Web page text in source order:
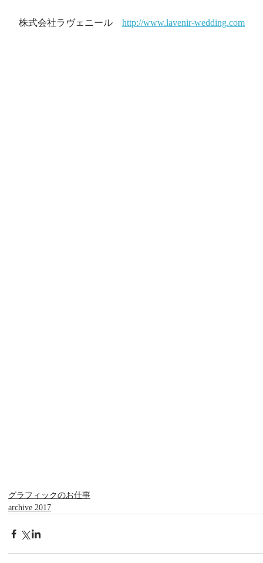
株式会社ラヴェニール http://www.lavenir-wedding.com
グラフィックのお仕事
archive 2017